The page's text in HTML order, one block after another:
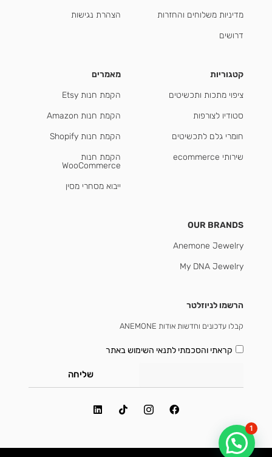
מדיניות משלוחים והחזרות
דרושים
הצהרת נגישות
קטגוריות
ציפוי מתכות ותכשיטים
סטודיו לצורפות
חומרי גלם לתכשיטים
שירותי ecommerce
מאמרים
הקמת חנות Etsy
הקמת חנות Amazon
הקמת חנות Shopify
הקמת חנות
WooCommerce
ייבוא מסחרי מסין
OUR BRANDS
Anemone Jewelry
My DNA Jewelry
הרשמו לניוזלטר
קבלו עדכונים וחדשות אודות ANEMONE
קראתי והסכמתילתנאי השימוש באתר
שליחה
1